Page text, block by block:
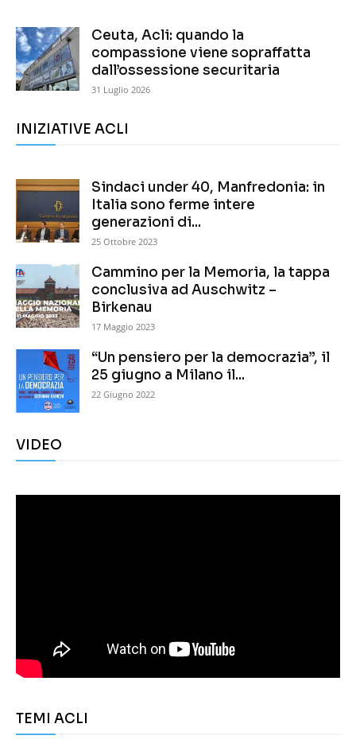
Ceuta, Acli: quando la
compassione viene sopraffatta
dall’ossessione securitaria
31 Luglio 2026
INIZIATIVE ACLI
Sindaci under 40, Manfredonia: in
Italia sono ferme intere
generazioni di...
25 Ottobre 2023
Cammino per la Memoria, la tappa
conclusiva ad Auschwitz –
Birkenau
17 Maggio 2023
“Un pensiero per la democrazia”, il
25 giugno a Milano il...
22 Giugno 2022
VIDEO
TEMI ACLI